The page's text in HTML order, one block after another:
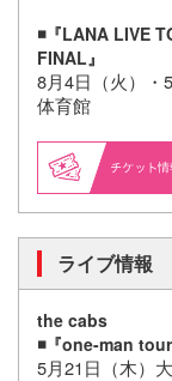
◾️『LANA LIVE
FINAL』
8月4日（火）・
体育館
情
ライブ情報
the cabs
◾️『one-man
5月21日（木）